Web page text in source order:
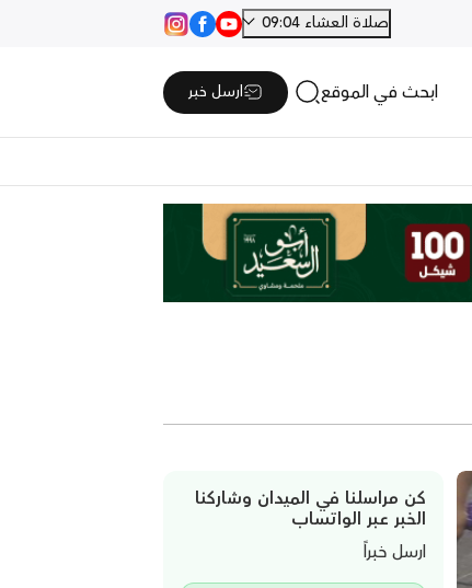
صلاة العشاء 09:04
ابحث في الموقع ارسل خبر
كن مراسلنا في الميدان وشاركنا
الخبر عبر الواتساب
ارسل خبراً